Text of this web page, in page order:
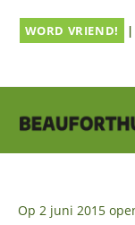
naarWORD VRIEND! |
Op 2 juni 2015